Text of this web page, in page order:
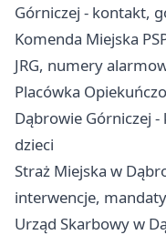
Górniczej - kontakt,
Komenda Miejska
JRG, numery
Placówka
Dąbrowie Górniczej
dzieci
Straż Miejska w
interwencje, mandaty
Urząd Skarbowy w